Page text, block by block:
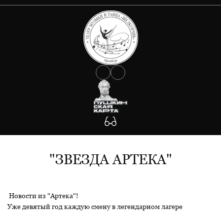
О ТЕАТРЕ
Документы
Сведения об учредителе
Государственное задание
Антикоррупция
Противодействие Covid-19
Антитеррористическая защищенность
Будьте внимательны!
Участникам СВО
АФИША
КОЛЛЕКТИВ
УЧАСТНИКАМ СВО
ФОТО
КОНТАКТЫ
"ЗВЕЗДА АРТЕКА"
Новости из "Артека"!
Уже девятый год каждую смену в легендарном лагере